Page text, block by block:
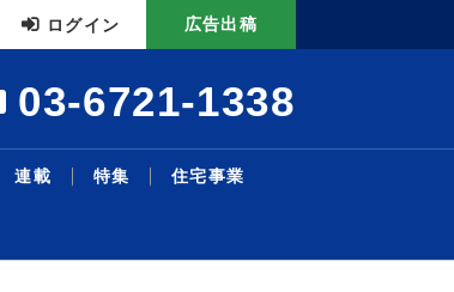
ログイン 広告出稿
03-6721-1338
連載 特集 住宅事業